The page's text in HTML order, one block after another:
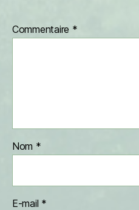
Commentaire *
Nom *
E-mail *